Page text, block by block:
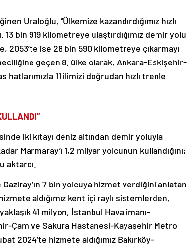
Uraloğlu, “Ülkemize kazandırdığımız hızlı
bin 919 kilometreye ulaştırdığımız demir yolu
2053’te ise 28 bin 590 kilometreye çıkarmayı
geçen 8. ülke olarak, Ankara-Eskişehir-
11 ilimizi doğrudan hızlı trenle
iki kıtayı deniz altından demir yoluyla
Marmaray’ı 1,2 milyar yolcunun kullandığını;
aktardı.
Gaziray’ın 7 bin yolcuya hizmet verdiğini anlatan
aldığımız kent içi raylı sistemlerden,
41 milyon, İstanbul Havalimanı-
Çam ve Sakura Hastanesi-Kayaşehir Metro
2024’te hizmete aldığımız Bakırköy-